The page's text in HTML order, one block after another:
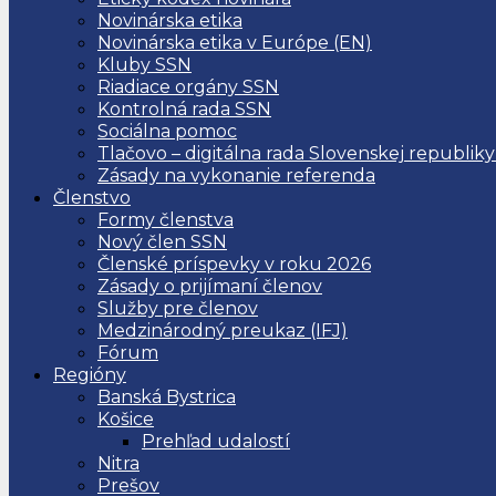
Novinárska etika
Novinárska etika v Európe (EN)
Kluby SSN
Riadiace orgány SSN
Kontrolná rada SSN
Sociálna pomoc
Tlačovo – digitálna rada Slovenskej republiky
Zásady na vykonanie referenda
Členstvo
Formy členstva
Nový člen SSN
Členské príspevky v roku 2026
Zásady o prijímaní členov
Služby pre členov
Medzinárodný preukaz (IFJ)
Fórum
Regióny
Banská Bystrica
Košice
Prehľad udalostí
Nitra
Prešov